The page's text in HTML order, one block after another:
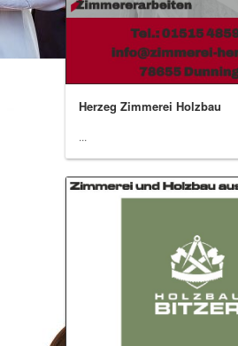
Herzeg Zimmerei Holzbau
...